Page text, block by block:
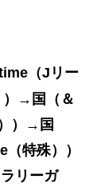
（Jリー
）→国（＆
）→国
特殊））
リーガ